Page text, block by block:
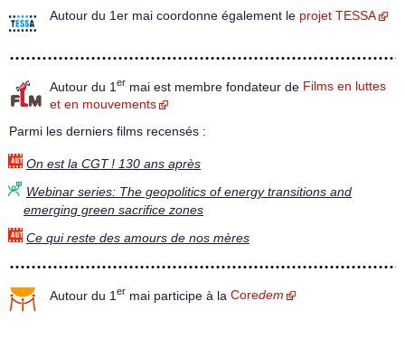
Autour du 1er mai coordonne également le projet TESSA
Autour du 1 er mai est membre fondateur de Films en luttes
et en mouvements
Parmi les derniers films recensés :
On est la CGT ! 130 ans après
Webinar series: The geopolitics of energy transitions and
emerging green sacrifice zones
Ce qui reste des amours de nos mères
Autour du 1 er mai participe à la Coredem